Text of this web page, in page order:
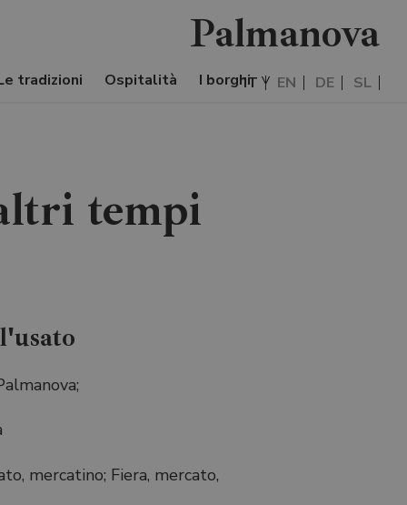
IT EN DE SL
tradizioni Ospitalità I borghi
Palmanova
tempi
mercatino; Fiera, mercato,